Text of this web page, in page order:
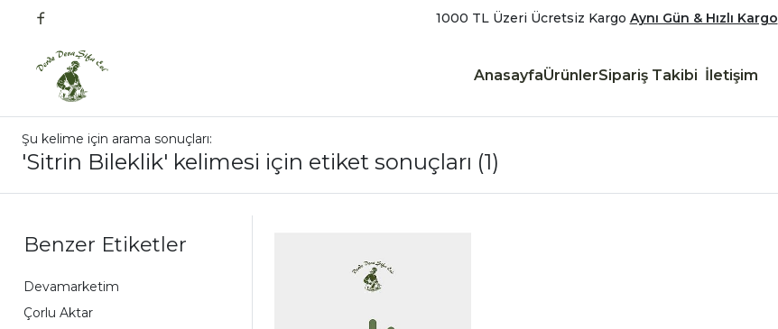
1000 TL Üzeri Ücretsiz Kargo Aynı Gün & Hızlı Kargo
AnasayfaÜrünlerSipariş Takibi İletişim
Şu kelime için arama sonuçları:
'Sitrin Bileklik' kelimesi için etiket sonuçları (1)
Benzer Etiketler
Devamarketim
Çorlu Aktar